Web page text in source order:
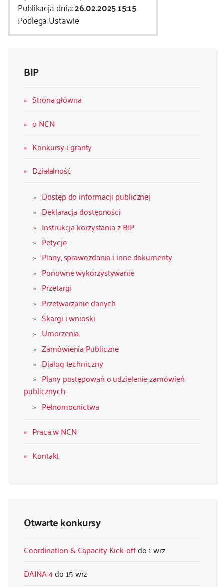
BIP
Strona główna
o NCN
Konkursy i granty
Działalność
Dostęp do informacji publicznej
Deklaracja dostępności
Instrukcja korzystania z BIP
Petycje
Plany, sprawozdania i inne dokumenty
Ponowne wykorzystywanie
Przetargi
Przetwarzanie danych
Skargi i wnioski
Umorzenia
Zamówienia Publiczne
Dialog techniczny
Plany postępowań o udzielenie zamówień
publicznych
Pełnomocnictwa
Praca w NCN
Kontakt
Otwarte konkursy
Coordination & Capacity Kick-off
1 wrz
DAINA 4
15 wrz
Publikacja dnia:26.02.2025 15:15
Podlega Ustawie